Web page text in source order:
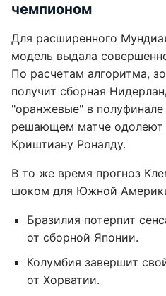
чемпионом
Для расширенного
модель выдала
По расчетам алгоритма,
получит сборная
"оранжевые" в
решающем матче одолеют
Криштиану Роналду.
В то же время прогноз
шоком для Южной
Бразилия потерпит
от сборной Японии.
Колумбия завершит
от Хорватии.